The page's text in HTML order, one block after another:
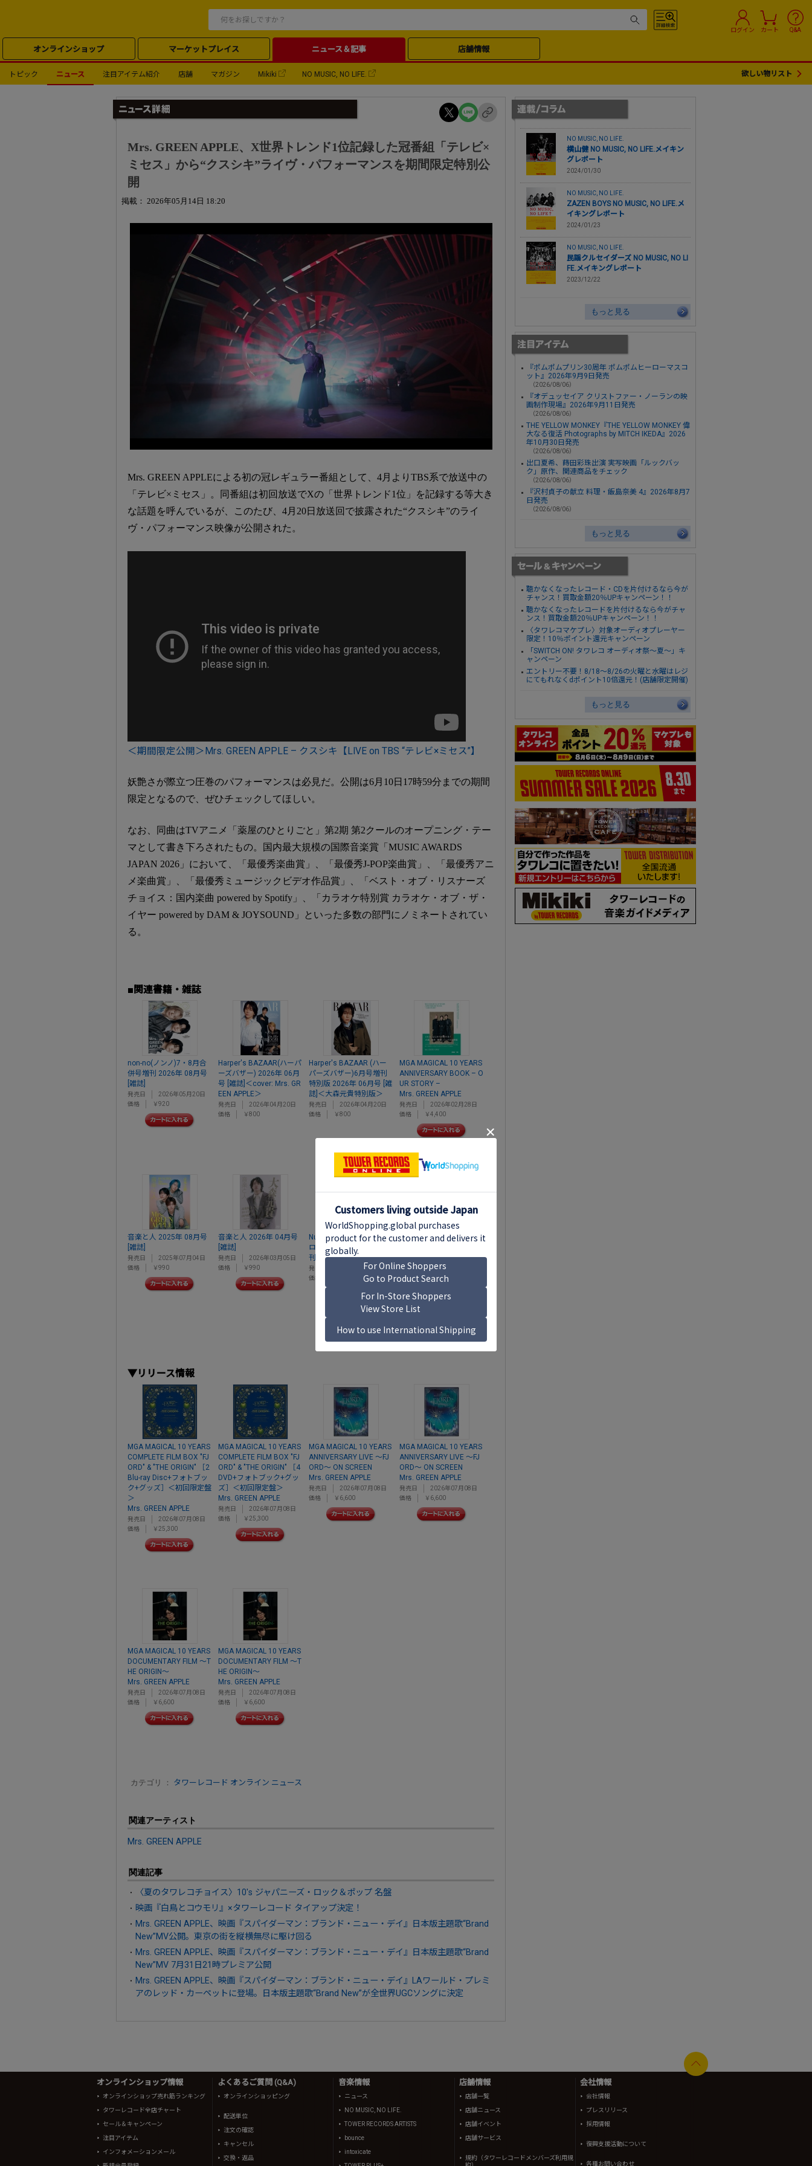
ログイン カート Q&A
オンラインショップ マーケットプレイス ニュース＆記事 店舗情報
トピック ニュース 注目アイテム紹介 店舗 マガジン Mikiki NO MUSIC, NO LIFE. 欲しい物リスト
Mrs. GREEN APPLE、X世界トレンド1位記録した冠番組「テレビ×
ミセス」から“クスシキ”ライヴ・パフォーマンスを期間限定特別公
開
掲載： 2026年05月14日 18:20
Mrs. GREEN APPLEによる初の冠レギュラー番組として、4月よりTBS系で放送中の
「テレビ×ミセス」。同番組は初回放送でXの「世界トレンド1位」を記録する等大き
な話題を呼んでいるが、このたび、4月20日放送回で披露された“クスシキ”のライ
ヴ・パフォーマンス映像が公開された。
＜期間限定公開＞Mrs. GREEN APPLE – クスシキ【LIVE on TBS “テレビ×ミセス”】
妖艶さが際立つ圧巻のパフォーマンスは必見だ。公開は6月10日17時59分までの期間
限定となるので、ぜひチェックしてほしい。
なお、同曲はTVアニメ「薬屋のひとりごと」第2期 第2クールのオープニング・テー
マとして書き下ろされたもの。国内最大規模の国際音楽賞「MUSIC AWARDS
JAPAN 2026」において、「最優秀楽曲賞」、「最優秀J-POP楽曲賞」、「最優秀アニ
メ楽曲賞」、「最優秀ミュージックビデオ作品賞」、「ベスト・オブ・リスナーズ
チョイス：国内楽曲 powered by Spotify」、「カラオケ特別賞 カラオケ・オブ・ザ・
イヤー powered by DAM & JOYSOUND」といった多数の部門にノミネートされてい
る。
■関連書籍・雑誌
non-no(ノンノ)7・8月合
併号増刊 2026年 08月号
[雑誌]
発売日
2026年05月20日
価格
￥920
Harper's BAZAAR(ハーパ
ーズバザー) 2026年 06月
号 [雑誌]＜cover: Mrs. GR
EEN APPLE＞
発売日
2026年04月20日
価格
￥800
Harper's BAZAAR (ハー
パーズバザー)6月号増刊
特別版 2026年 06月号 [雑
誌]＜大森元貴特別版＞
発売日
2026年04月20日
価格
￥800
MGA MAGICAL 10 YEARS
ANNIVERSARY BOOK – O
UR STORY –
Mrs. GREEN APPLE
発売日
2026年02月28日
価格
￥4,400
音楽と人 2025年 08月号
[雑誌]
発売日
2025年07月04日
価格
￥990
音楽と人 2026年 04月号
[雑誌]
発売日
2026年03月05日
価格
￥990
Numero TOKYO (ヌメ
ロ・トウキョウ)4月号増
刊 2026年 04月号 [雑誌]
発売日
2026年02月28日
価格
▼リリース情報
MGA MAGICAL 10 YEARS
COMPLETE FILM BOX "FJ
ORD" & "THE ORIGIN" ［2
Blu-ray Disc+フォトブッ
ク+グッズ］＜初回限定盤
＞
Mrs. GREEN APPLE
発売日
2026年07月08日
価格
￥25,300
MGA MAGICAL 10 YEARS
COMPLETE FILM BOX "FJ
ORD" & "THE ORIGIN" ［4
DVD+フォトブック+グッ
ズ］＜初回限定盤＞
Mrs. GREEN APPLE
発売日
2026年07月08日
価格
￥25,300
MGA MAGICAL 10 YEARS
ANNIVERSARY LIVE ～FJ
ORD～ ON SCREEN
Mrs. GREEN APPLE
発売日
2026年07月08日
価格
￥6,600
MGA MAGICAL 10 YEARS
ANNIVERSARY LIVE ～FJ
ORD～ ON SCREEN
Mrs. GREEN APPLE
発売日
2026年07月08日
価格
￥6,600
MGA MAGICAL 10 YEARS
DOCUMENTARY FILM ～T
HE ORIGIN～
Mrs. GREEN APPLE
発売日
2026年07月08日
価格
￥6,600
MGA MAGICAL 10 YEARS
DOCUMENTARY FILM ～T
HE ORIGIN～
Mrs. GREEN APPLE
発売日
2026年07月08日
価格
￥6,600
カテゴリ ： タワーレコード オンライン ニュース
関連アーティスト
Mrs. GREEN APPLE
関連記事
〈夏のタワレコチョイス〉10's ジャパニーズ・ロック＆ポップ 名盤
映画『白鳥とコウモリ』×タワーレコード タイアップ決定！
Mrs. GREEN APPLE、映画『スパイダーマン：ブランド・ニュー・デイ』日本版主題歌“Brand
New”MV公開。東京の街を縦横無尽に駆け回る
Mrs. GREEN APPLE、映画『スパイダーマン：ブランド・ニュー・デイ』日本版主題歌“Brand
New”MV 7月31日21時プレミア公開
Mrs. GREEN APPLE、映画『スパイダーマン：ブランド・ニュー・デイ』LAワールド・プレミ
アのレッド・カーペットに登場。日本版主題歌“Brand New”が全世界UGCソングに決定
NO MUSIC, NO LIFE.
横山健 NO MUSIC, NO LIFE.メイキン
グレポート
2024/01/30
NO MUSIC, NO LIFE.
ZAZEN BOYS NO MUSIC, NO LIFE.メ
イキングレポート
2024/01/23
NO MUSIC, NO LIFE.
民謡クルセイダーズ NO MUSIC, NO LI
FE.メイキングレポート
2023/12/22
もっと見る
『ポムポムプリン30周年 ポムポムヒーローマスコ
ット』2026年9月9日発売
（2026/08/06）
『オデュッセイア クリストファー・ノーランの映
画制作現場』2026年9月11日発売
（2026/08/06）
THE YELLOW MONKEY『THE YELLOW MONKEY 偉
大なる復活 Photographs by MITCH IKEDA』2026
年10月30日発売
（2026/08/06）
出口夏希、蒔田彩珠出演 実写映画「ルックバッ
ク」原作、関連商品をチェック
（2026/08/06）
『沢村貞子の献立 料理・飯島奈美 4』2026年8月7
日発売
（2026/08/06）
もっと見る
聴かなくなったレコード・CDを片付けるなら今が
チャンス！買取金額20％UPキャンペーン！！
聴かなくなったレコードを片付けるなら今がチャ
ンス！買取金額20％UPキャンペーン！！
〈タワレコマケプレ〉対象オーディオプレーヤー
限定！10％ポイント還元キャンペーン
「SWITCH ON! タワレコ オーディオ祭～夏～」キ
ャンペーン
エントリー不要！8/18～8/26の火曜と水曜はレジ
にてもれなくdポイント10倍還元！(店舗限定開催)
もっと見る
オンラインショップ情報
オンラインショップ売れ筋ランキング
タワーレコード全店チャート
セール＆キャンペーン
注目アイテム
インフォメーションメール
よくあるご質問 (Q&A)
オンラインショッピング
配送単位
注文の確認
キャンセル
交換・返品
音楽情報
ニュース
NO MUSIC, NO LIFE.
TOWER RECORDS ARTISTS
bounce
intoxicate
店舗情報
店舗一覧
店舗ニュース
店舗イベント
店舗サービス
規約（タワーレコードメンバーズ利用規
会社情報
会社情報
プレスリリース
採用情報
復興支援活動について
各種お問い合わせ